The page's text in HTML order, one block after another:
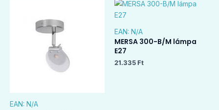
EAN: N/A
EAN: N/A
MERSA 300-B/M lámpa
E27
21.335 Ft